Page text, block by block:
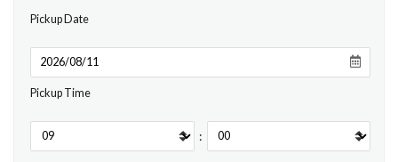
Pickup Date
Pickup Time
: